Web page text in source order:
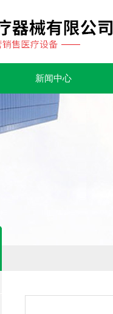
新闻中心